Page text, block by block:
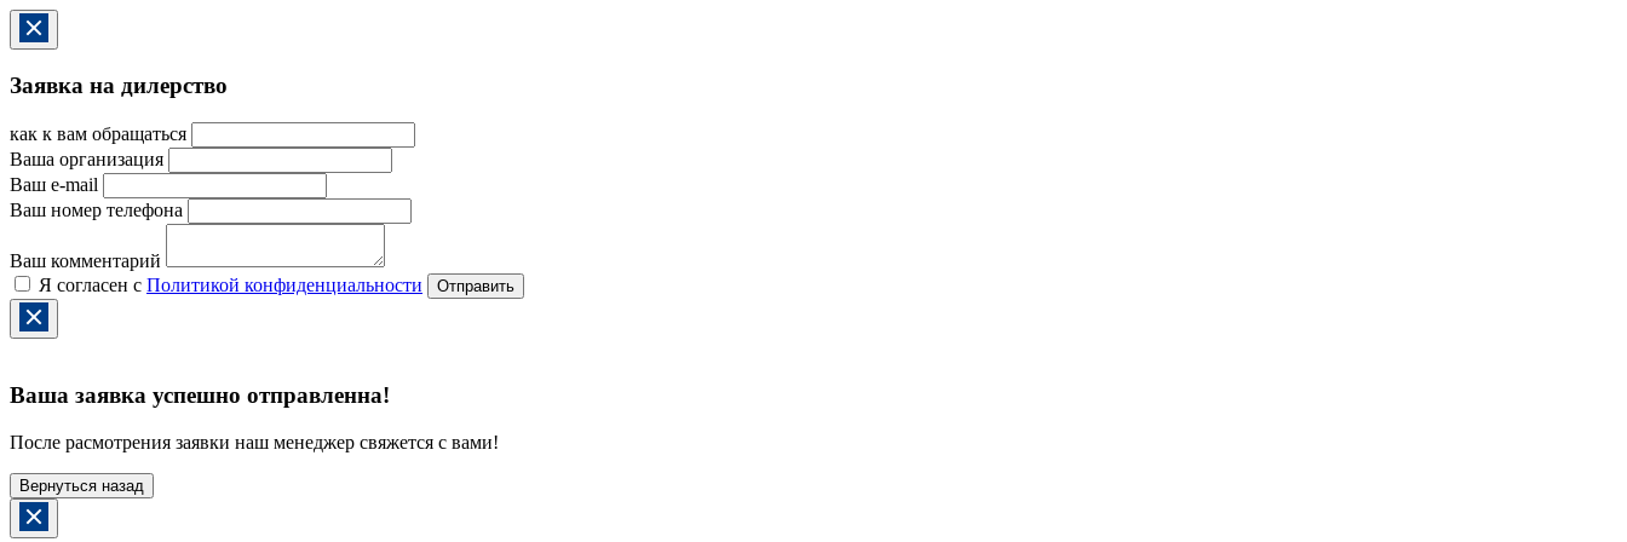
Заявка на дилерство
как к вам обращаться
Ваша организация
Ваш e-mail
Ваш номер телефона
Ваш комментарий
Я согласен с Политикой конфиденциальности
Ваша заявка успешно отправленна!
После расмотрения заявки наш менеджер свяжется с вами!
Вернуться назад